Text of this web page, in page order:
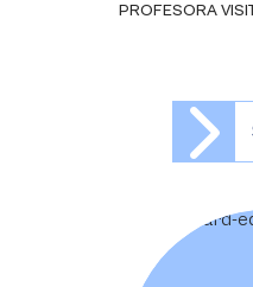
PROFESORA